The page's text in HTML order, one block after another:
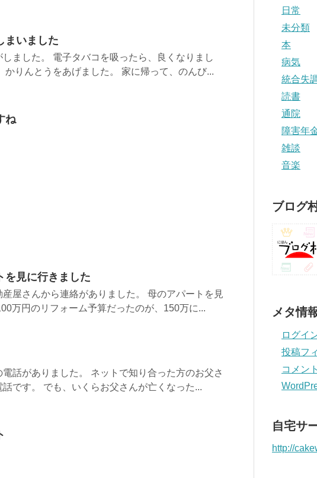
まいました
ました。 電子タバコを吸ったら、良くなりまし
かりんとうをあげました。 家に帰って、のんび...
ね
を見に行きました
屋さんから連絡がありました。 母のアパートを見
万円のリフォーム予算だったのが、150万に...
話がありました。 ネットで知り合った方のお父さ
です。 でも、いくらお父さんが亡くなった...
日常
未分類
本
病気
統合失
読書
通院
障害年
雑談
音楽
ブログ
メタ情
ログイ
投稿フ
コメン
自宅サ
http://